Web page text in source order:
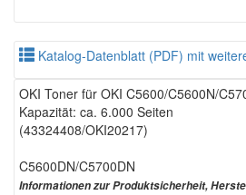
Katalog-Datenblatt (PDF) mit
OKI Toner für OKI C5600/C5600N/
Kapazität: ca. 6.000 Seiten
(43324408/OKI20217)
C5600DN/C5700DN
Informationen zur Produktsicherheit,